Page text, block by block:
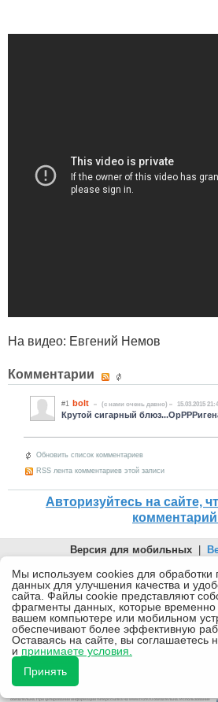
На видео: Евгений Немов
Комментарии
#1 bolt (c нами очень давно) 15.03.2015
Крутой сигарный
Обновить список комментариев
RSS лента комментариев этой записи
Авторизуйтесь на сайте,
Версия для мобильных
© 2026 Беломорканал
Joomla!is Free Software released under
License.
Mobile version byMobile
Desktop Version
СИ "Информационное агентство "Беломорканал" регистрационный номер ЭЛ № ФС77-77001 от
массовых коммуникаций (Роскомнадзор). Учредитель: ООО "ТВ29". Главный редактор: Рудалев А.Г.
Беломорканал - новостной сайт Архангельской области: новости Северодвинска, новости поморья,
Все права на материалы, опубликованные на сайте, защищены в соответствии с российским и
обязательна. При цитировании информации гиперссылка на www.tv29.ru обязательна. Использование
Мы используем cookies для обработки
данных для улучшения качества и
сайта. Файлы cookie представляют
фрагменты данных, которые временно
вашем компьютере или мобильном
обеспечивают более эффективную
Оставаясь на сайте, вы соглашаетесь
и принимаете условия.
Принять